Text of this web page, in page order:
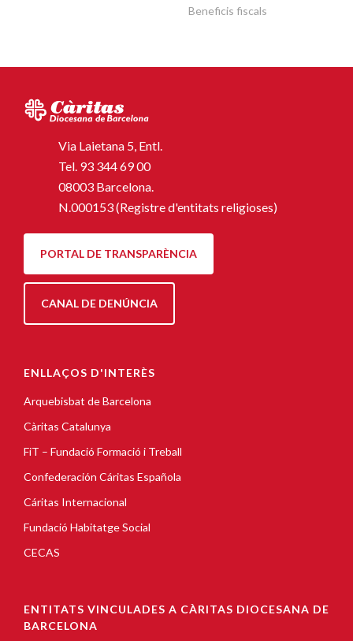
Beneficis fiscals
Via Laietana 5, Entl.
Tel. 93 344 69 00
08003 Barcelona.
N.000153 (Registre d'entitats religioses)
PORTAL DE TRANSPARÈNCIA
CANAL DE DENÚNCIA
ENLLAÇOS D'INTERÈS
Arquebisbat de Barcelona
Càritas Catalunya
FiT – Fundació Formació i Treball
Confederación Cáritas Española
Cáritas Internacional
Fundació Habitatge Social
CECAS
ENTITATS VINCULADES A CÀRITAS DIOCESANA DE
BARCELONA